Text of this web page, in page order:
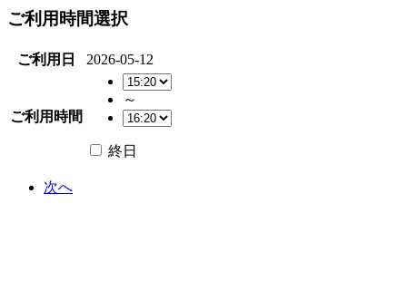
ご利用時間選択
ご利用日 2026-05-12
ご利用時間
～
終日
次へ